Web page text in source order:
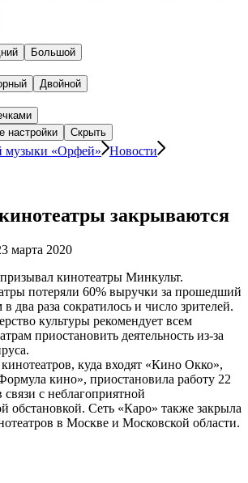
Большой
Двойной
настройки
Скрыть
музыки «Орфей» Новости
закрываются
марта 2020
кинотеатры Минкульт.
потеряли 60% выручки за прошедший
два раза сократилось и число зрителей.
культуры рекомендует всем
приостановить деятельность из-за
куда входят «Кино Окко»,
кино», приостановила работу 22
связи с неблагоприятной
обстановкой. Сеть «Каро» также закрыла
в Москве и Московской области.